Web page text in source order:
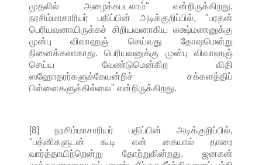
முதலில் அழைக்கபடலாம்" என்றிருக்கிறது.
நரசிம்மாசாரியர் பதிப்பின் அடிக்குறிப்பில், "பரதன்
பெரியவனாயிருக்கச் சிறியவனாகிய லக்ஷ்மணனுக்கு
முன்பு விவாஹஞ் செய்வது தோஷமென்று
நினைக்கலாகாது. பெரியவனுக்கு முன்பு விவாஹஞ்
செய்ய வேண்டுமென்கிற விதி
ஸஹோதரர்களுக்கேயன்றிச் சக்களத்திப்
பிள்ளைகளுக்கில்லை" என்றிருக்கிறது.
[8] நரசிம்மாசாரியர் பதிப்பின் அடிக்குறிப்பில்,
"பத்னிகளுடன் கூடி என் கையால் தாரை
வார்த்தாயிற்றென்று தோற்றுகின்றது. ஜனகன்